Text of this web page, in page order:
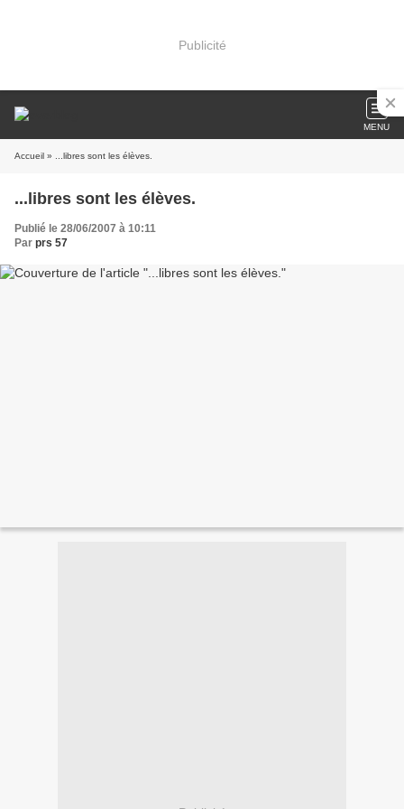
Publicité
MENU
Accueil » ...libres sont les élèves.
...libres sont les élèves.
Publié le 28/06/2007 à 10:11
Par prs 57